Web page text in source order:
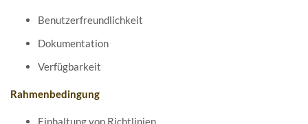
Benutzerfreundlichkeit
Dokumentation
Verfügbarkeit
Rahmenbedingung